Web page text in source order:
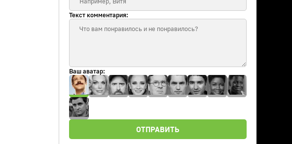
Текст комментария:
Ваш аватар:
ОТПРАВИТЬ